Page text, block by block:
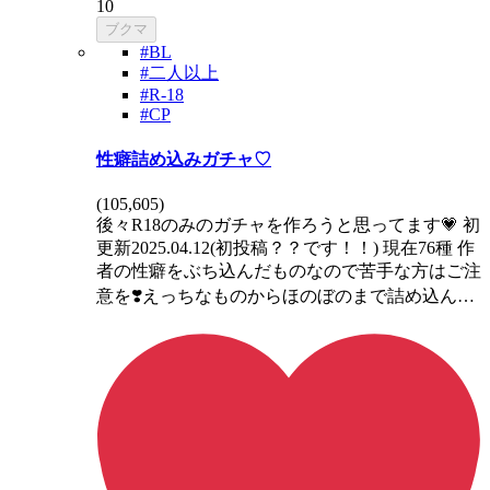
10
ブクマ
#BL
#二人以上
#R-18
#CP
性癖詰め込みガチャ♡
(105,605)
後々R18のみのガチャを作ろうと思ってます💗 初
更新2025.04.12(初投稿？？です！！) 現在76種 作
者の性癖をぶち込んだものなので苦手な方はご注
意を❣️えっちなものからほのぼのまで詰め込ん…